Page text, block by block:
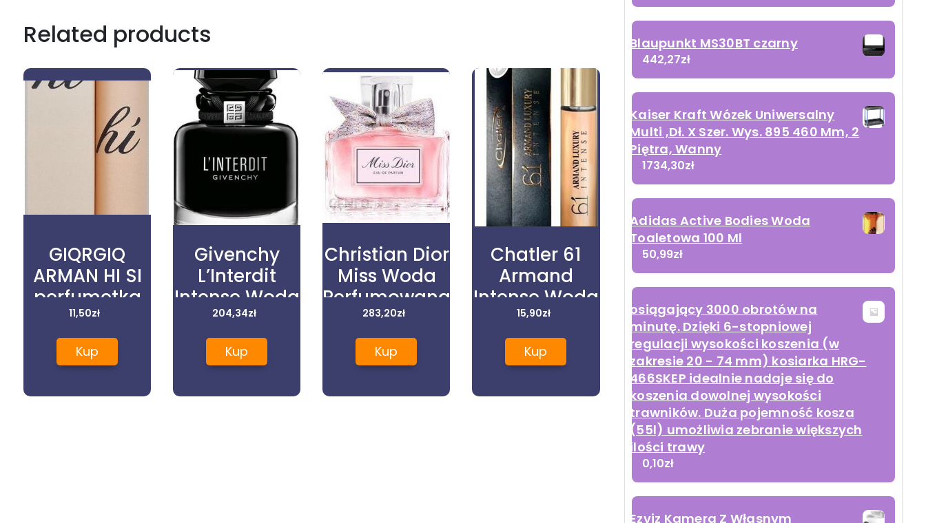
Related products
GIQRGIQ
ARMAN HI SI
perfumetka
35ml
11,50zł
Kup
Givenchy
L’Interdit
Intense Woda
Perfumowana
35Ml
204,34zł
Kup
Christian Dior
Miss Woda
Perfumowana
30 ml
283,20zł
Kup
Chatler 61
Armand
Intense Woda
Perfumowana
Damska
15,90zł
Kup
Blaupunkt MS30BT czarny
442,27zł
Kaiser Kraft Wózek Uniwersalny
Multi ,Dł. X Szer. Wys. 895 460 Mm, 2
Piętra, Wanny
1734,30zł
Adidas Active Bodies Woda
Toaletowa 100 Ml
50,99zł
osiągający 3000 obrotów na
minutę. Dzięki 6-stopniowej
regulacji wysokości koszenia (w
zakresie 20 - 74 mm) kosiarka HRG-
466SKEP idealnie nadaje się do
koszenia dowolnej wysokości
trawników. Duża pojemność kosza
(55l) umożliwia zebranie większych
ilości trawy
0,10zł
Ezviz Kamera Z Własnym